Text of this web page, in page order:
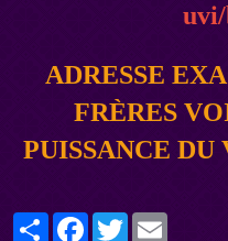
ADRESSE
FRÈRES
PUISSANCE DU
PartagerFacebook
Twitter